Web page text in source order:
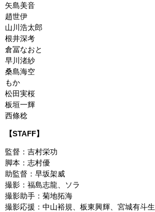
矢島美音
趙世伊
山川浩太郎
根井深考
倉冨なおと
早川渚紗
桑島海空
もか
松田実桜
板垣一輝
西條稔
【STAFF】
監督：吉村栄功
脚本：志村優
助監督：早坂架威
撮影：福島志龍、ソラ
撮影助手：菊地拓海
撮影応援：中山裕規、板東興輝、宮城有斗生